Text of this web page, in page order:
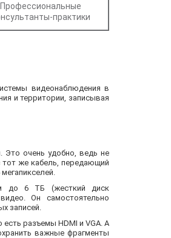
Профессиональные
практики
видеонаблюдения в
и территории, записывая
Это очень удобно, ведь не
же кабель, передающий
до 6 ТБ (жесткий диск
Он самостоятельно
записей.
разъемы HDMI и VGA. А
важные фрагменты